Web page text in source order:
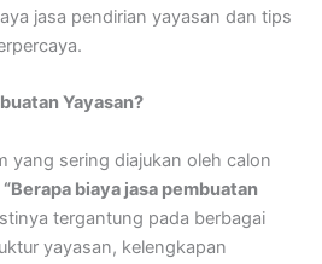
jasa pendirian yayasan dan tips
Yayasan?
yang sering diajukan oleh calon
“Berapa biaya jasa pembuatan
tergantung pada berbagai
yayasan, kelengkapan